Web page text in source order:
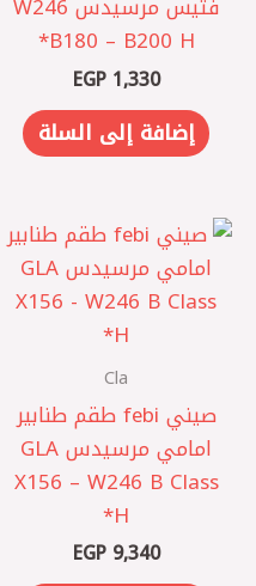
B180 – B200 H*
EGP1,330
إضافة إلى السلة
Cla
صيني febi طقم طنابير
امامي مرسيدس GLA
X156 – W246 B Class
H*
EGP9,340